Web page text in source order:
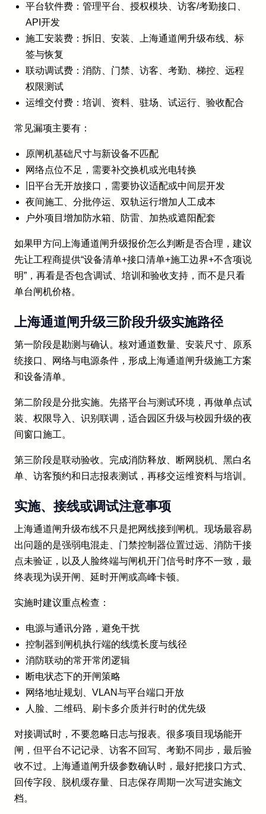
平台软件费：管理平台、授权模块、访客/考勤接口、
API开发
施工安装费：拆旧、安装、上海通道闸升级布线、标
签与恢复
联动调试费：消防、门禁、访客、考勤、梯控、远程
权限测试
运维交付费：培训、资料、驻场、试运行、验收配合
常见漏项主要有：
原闸机基础尺寸与新设备不匹配
网络点位不足，需要补交换机或光电转换
旧平台无开放接口，需要协议适配或中间层开发
夜间施工、分批停运、双轨运行增加人工成本
户外项目增加防水箱、防雷、加热或遮阳配套
如果甲方问上海通道闸升级报价怎么判断是否合理，建议
先让工程商提供“设备清单+接口清单+施工边界+不含项说
明”，再看是否包含调试、培训和验收支持，而不是只看
单台闸机价格。
上海通道闸升级三阶段升级实施路径
第一阶段是勘测与确认。核对通道数量、安装尺寸、原系
统接口、网络与电源条件，形成上海通道闸升级施工方案
和设备清单。
第二阶段是分批实施。先搭平台与测试环境，再做单点试
装、权限导入、识别联调，适合园区升级与校园升级的夜
间窗口施工。
第三阶段是联动验收。完成消防释放、断网脱机、黑白名
单、访客预约和日志报表测试，再移交运维资料与培训。
实施、接线或调试注意事项
上海通道闸升级布线不只是把网线接到闸机。现场最容易
出问题的是强弱电混走、门禁控制器位置过远、消防干接
点未验证，以及人脸终端与闸机开门信号时序不一致，最
终表现为误开闸、延时开闸或高峰卡顿。
实施时建议重点检查：
电源与通讯分路，避免干扰
控制器到闸机执行端的线缆长度与线径
消防联动的常开常闭逻辑
断电状态下的开闸策略
网络地址规划、VLAN与平台端口开放
人脸、二维码、刷卡多介质并行时的优先级
对接调试时，不要忽略日志与报表。很多项目现场能开
闸，但平台不记记录、访客不回写、考勤不同步，最后验
收不过。上海通道闸升级参数确认时，最好把接口方式、
回传字段、脱机缓存量、日志保存周期一次写进实施文
档。